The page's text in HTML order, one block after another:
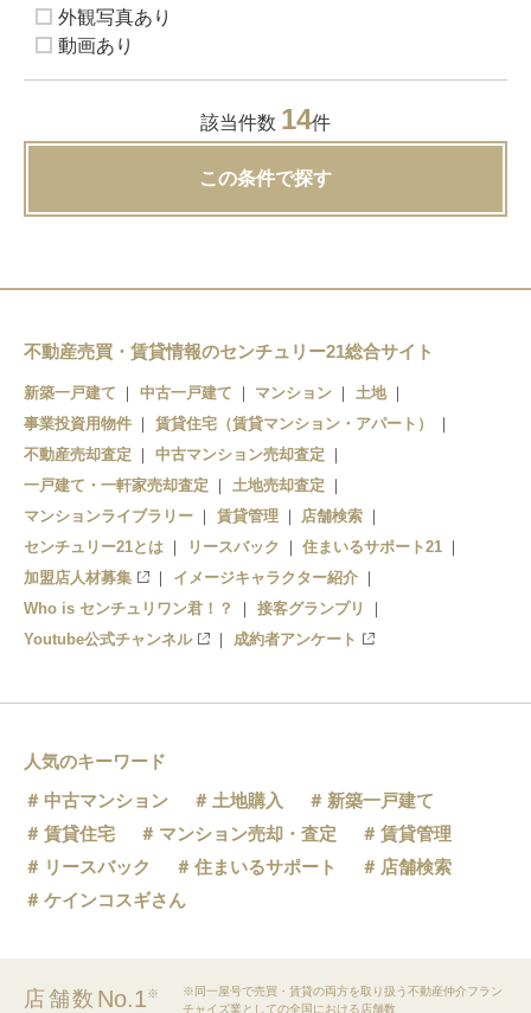
外観写真あり
動画あり
該当件数 14件
この条件で探す
不動産売買・賃貸情報のセンチュリー21総合サイト
新築一戸建て 中古一戸建て マンション
土地
事業投資用物件
賃貸住宅（賃貸マンション・アパート）
不動産売却査定
中古マンション売却査定
一戸建て・一軒家売却査定
土地売却査定
マンションライブラリー
賃貸管理
店舗検索
センチュリー21とは
リースバック
住まいるサポート21
加盟店人材募集
イメージキャラクター紹介
Who is センチュリワン君！？
接客グランプリ
Youtube公式チャンネル
成約者アンケート
人気のキーワード
中古マンション
土地購入
新築一戸建て
賃貸住宅
マンション売却・査定
賃貸管理
リースバック
住まいるサポート
店舗検索
ケインコスギさん
店舗数 No.1※
※同一屋号で売買・賃貸の両方を取り扱う不動産仲介フラン
チャイズ業としての全国における店舗数